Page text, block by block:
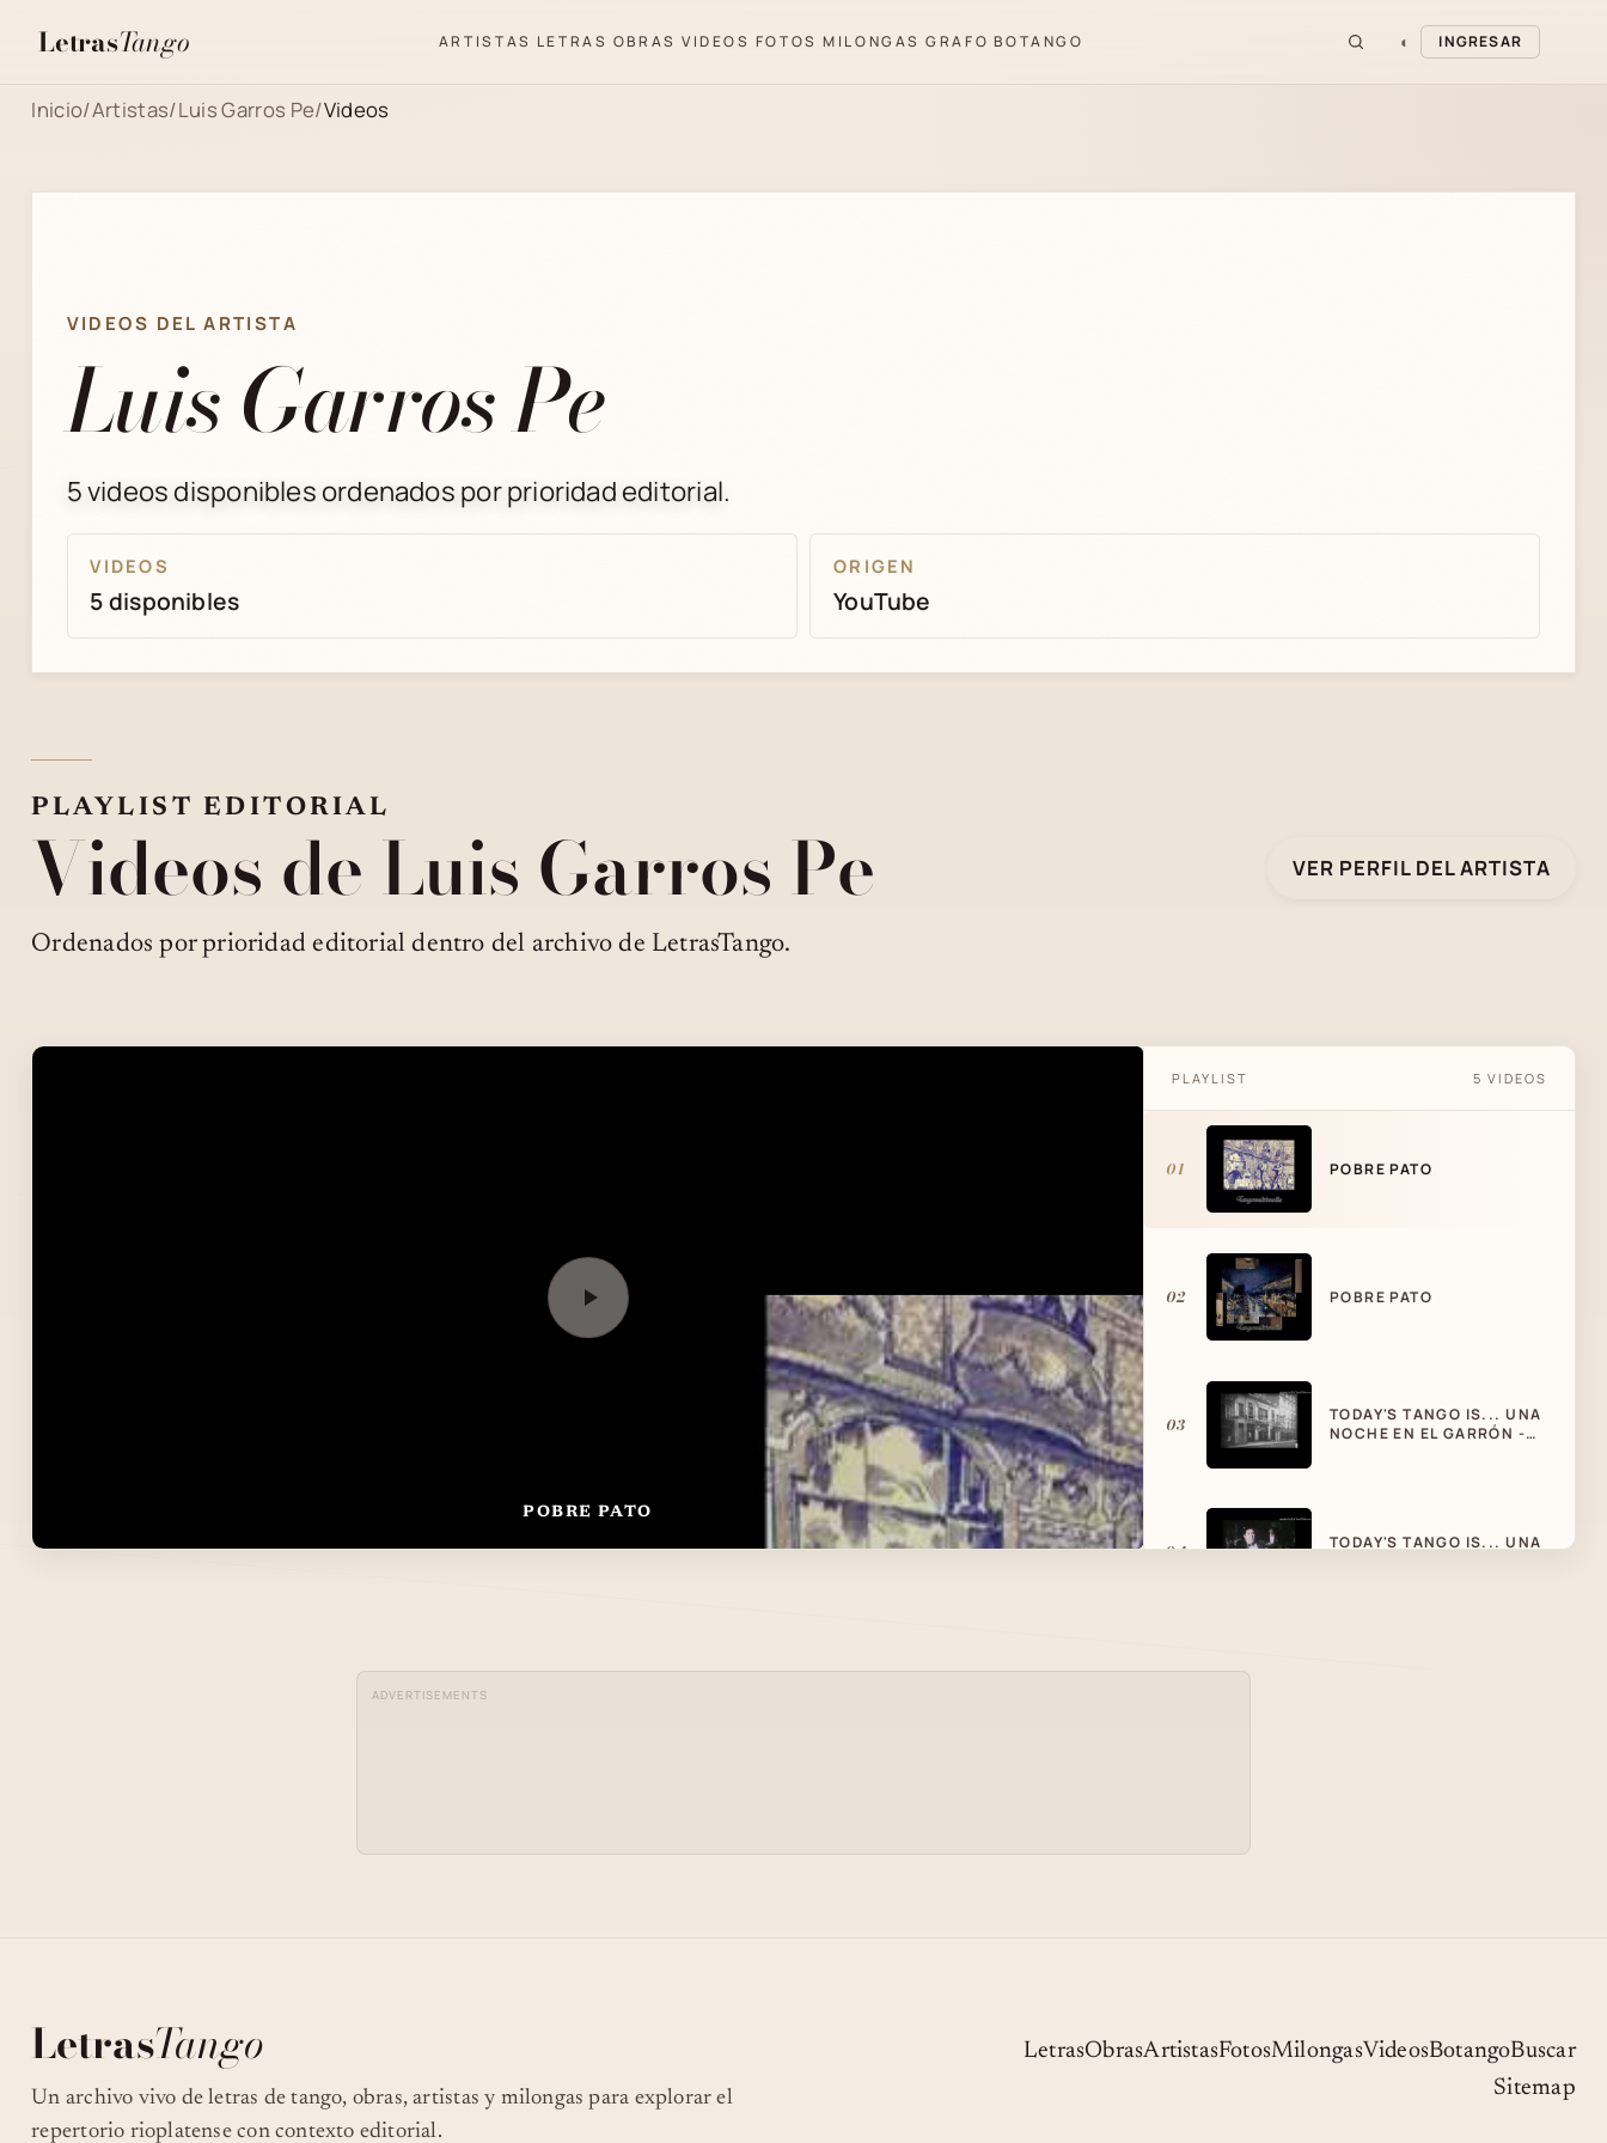
LetrasTango ARTISTAS LETRAS OBRAS VIDEOS FOTOS MILONGAS GRAFO BOTANGO ◐ INGRESAR
Inicio/Artistas/Luis Garros Pe/Videos
VIDEOS DEL ARTISTA
Luis Garros Pe
5 videos disponibles ordenados por prioridad editorial.
VIDEOS
5 disponibles
ORIGEN
YouTube
PLAYLIST EDITORIAL
Videos de Luis Garros Pe VER PERFIL DEL ARTISTA
Ordenados por prioridad editorial dentro del archivo de LetrasTango.
POBRE PATO
PLAYLIST 5 VIDEOS
01 POBRE PATO
02 POBRE PATO
03
TODAY'S TANGO IS... UNA
NOCHE EN EL GARRÓN -
04
TODAY'S TANGO IS... UNA
05
ADVERTISEMENTS
LetrasTango
Un archivo vivo de letras de tango, obras, artistas y milongas para explorar el
repertorio rioplatense con contexto editorial.
LetrasObrasArtistasFotosMilongasVideosBotangoBuscar
Sitemap